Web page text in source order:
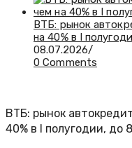
ВТБ: рынок
на 40% в I
08.07.2026/
0 Comments
ВТБ: рынок
40% в I полугодии, до